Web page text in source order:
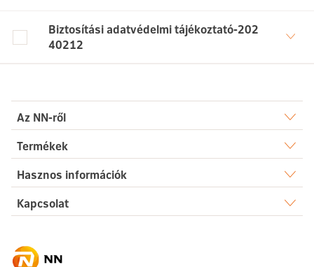
Biztosítási adatvédelmi tájékoztató-202
40212
Az NN-ről
Rólunk
Sajtószoba
Karrier
Termékek
Élet
Egészség
Nyugdíj
Hasznos információk
Dokumentumtár
Akadálymentesség
Kapcsolat
Ügyintézés